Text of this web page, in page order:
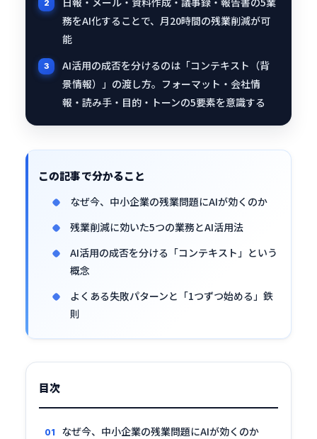
務をAI化することで、月20時間の残業削減が可
能
AI活用の成否を分けるのは「コンテキスト（背
景情報）」の渡し方。フォーマット・会社情
報・読み手・目的・トーンの5要素を意識する
この記事で分かること
なぜ今、中小企業の残業問題にAIが効くのか
残業削減に効いた5つの業務とAI活用法
AI活用の成否を分ける「コンテキスト」という
概念
よくある失敗パターンと「1つずつ始める」鉄
則
目次
なぜ今、中小企業の残業問題にAIが効くのか